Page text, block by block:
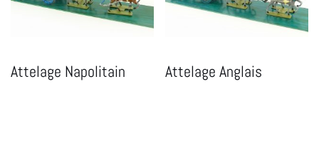
Attelage Napolitain Attelage Anglais